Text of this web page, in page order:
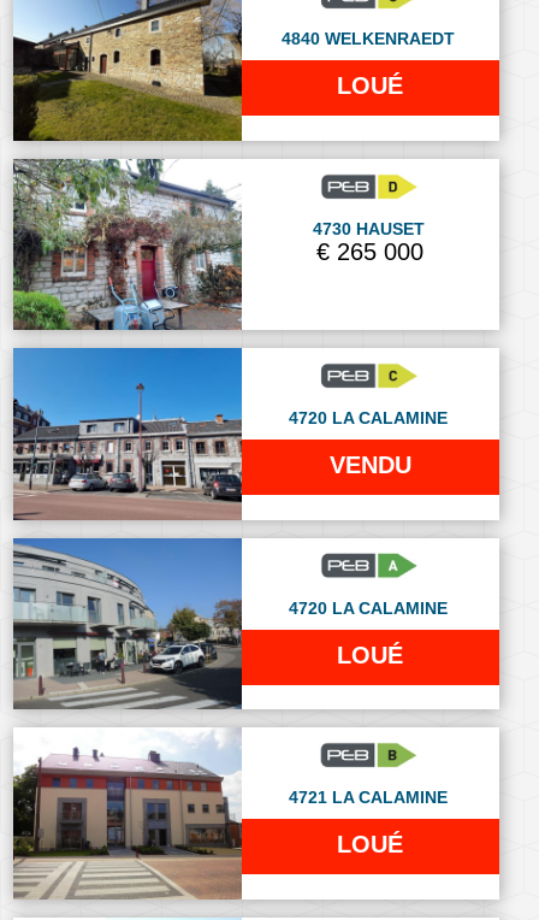
4840 WELKENRAEDT
LOUÉ
4730 HAUSET
€ 265 000
4720 LA CALAMINE
VENDU
4720 LA CALAMINE
LOUÉ
4721 LA CALAMINE
LOUÉ